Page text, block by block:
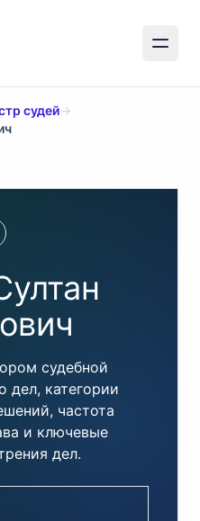
судей→
судебной
дел, категории
частота
и ключевые
дел.